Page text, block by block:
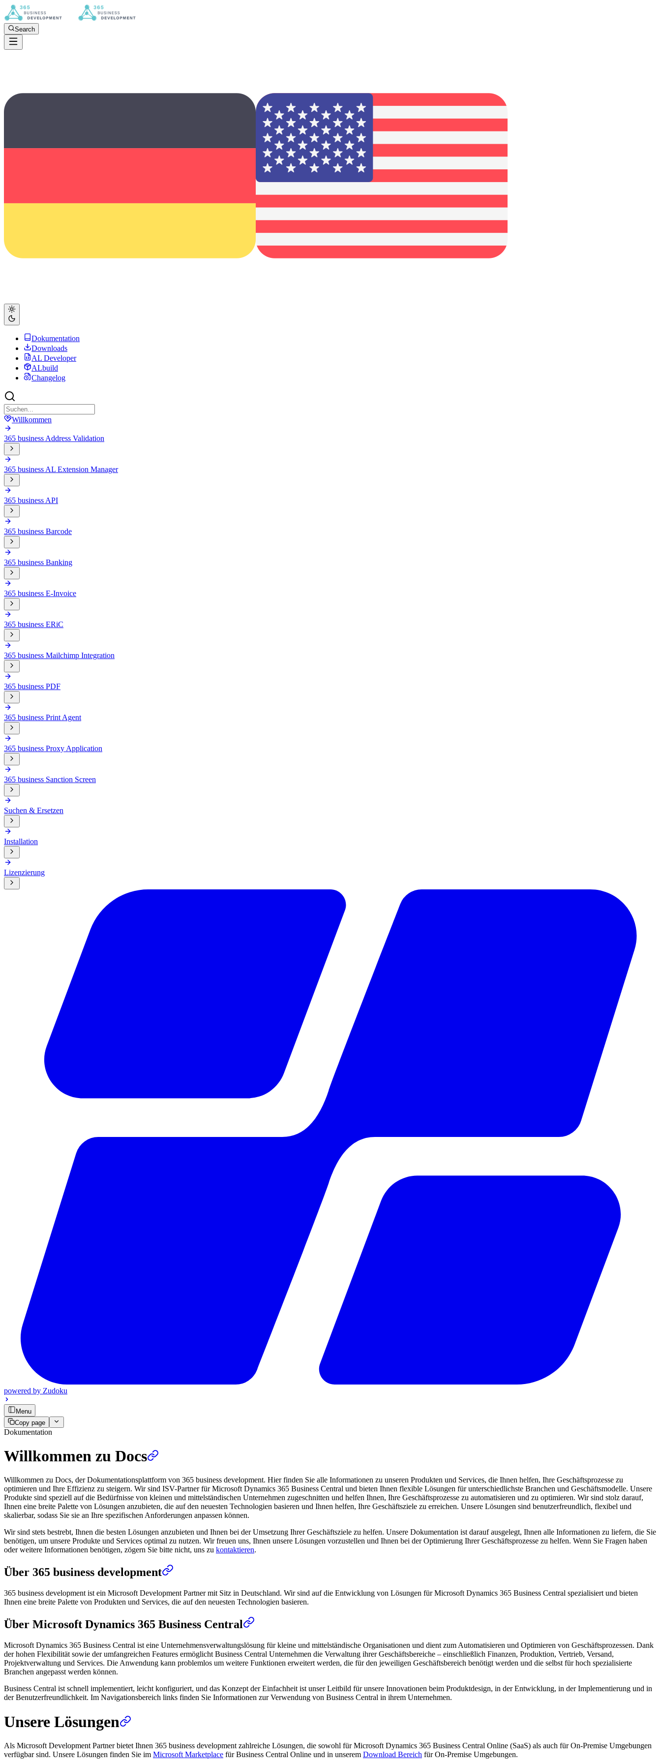
Search
Dokumentation
Downloads
AL Developer
ALbuild
Changelog
Willkommen
365 business Address Validation
365 business AL Extension Manager
365 business API
365 business Barcode
365 business Banking
365 business E-Invoice
365 business ERiC
365 business Mailchimp Integration
365 business PDF
365 business Print Agent
365 business Proxy Application
365 business Sanction Screen
Suchen & Ersetzen
Installation
Lizenzierung
powered by Zudoku
Menu
Copy page
Dokumentation
Willkommen zu Docs
Willkommen zu Docs, der Dokumentationsplattform von 365 business development. Hier finden Sie alle Informationen zu unseren Produkten und Services, die Ihnen helfen, Ihre Geschäftsprozesse zu
optimieren und Ihre Effizienz zu steigern. Wir sind ISV-Partner für Microsoft Dynamics 365 Business Central und bieten Ihnen flexible Lösungen für unterschiedlichste Branchen und Geschäftsmodelle. Unsere
Produkte sind speziell auf die Bedürfnisse von kleinen und mittelständischen Unternehmen zugeschnitten und helfen Ihnen, Ihre Geschäftsprozesse zu automatisieren und zu optimieren. Wir sind stolz darauf,
Ihnen eine breite Palette von Lösungen anzubieten, die auf den neuesten Technologien basieren und Ihnen helfen, Ihre Geschäftsziele zu erreichen. Unsere Lösungen sind benutzerfreundlich, flexibel und
skalierbar, sodass Sie sie an Ihre spezifischen Anforderungen anpassen können.
Wir sind stets bestrebt, Ihnen die besten Lösungen anzubieten und Ihnen bei der Umsetzung Ihrer Geschäftsziele zu helfen. Unsere Dokumentation ist darauf ausgelegt, Ihnen alle Informationen zu liefern, die Sie
benötigen, um unsere Produkte und Services optimal zu nutzen. Wir freuen uns, Ihnen unsere Lösungen vorzustellen und Ihnen bei der Optimierung Ihrer Geschäftsprozesse zu helfen. Wenn Sie Fragen haben
oder weitere Informationen benötigen, zögern Sie bitte nicht, uns zu kontaktieren.
Über 365 business development
365 business development ist ein Microsoft Development Partner mit Sitz in Deutschland. Wir sind auf die Entwicklung von Lösungen für Microsoft Dynamics 365 Business Central spezialisiert und bieten
Ihnen eine breite Palette von Produkten und Services, die auf den neuesten Technologien basieren.
Über Microsoft Dynamics 365 Business Central
Microsoft Dynamics 365 Business Central ist eine Unternehmensverwaltungslösung für kleine und mittelständische Organisationen und dient zum Automatisieren und Optimieren von Geschäftsprozessen. Dank
der hohen Flexibilität sowie der umfangreichen Features ermöglicht Business Central Unternehmen die Verwaltung ihrer Geschäftsbereiche – einschließlich Finanzen, Produktion, Vertrieb, Versand,
Projektverwaltung und Services. Die Anwendung kann problemlos um weitere Funktionen erweitert werden, die für den jeweiligen Geschäftsbereich benötigt werden und die selbst für hoch spezialisierte
Branchen angepasst werden können.
Business Central ist schnell implementiert, leicht konfiguriert, und das Konzept der Einfachheit ist unser Leitbild für unsere Innovationen beim Produktdesign, in der Entwicklung, in der Implementierung und in
der Benutzerfreundlichkeit. Im Navigationsbereich links finden Sie Informationen zur Verwendung von Business Central in ihrem Unternehmen.
Unsere Lösungen
Als Microsoft Development Partner bietet Ihnen 365 business development zahlreiche Lösungen, die sowohl für Microsoft Dynamics 365 Business Central Online (SaaS) als auch für On-Premise Umgebungen
verfügbar sind. Unsere Lösungen finden Sie im Microsoft Marketplace für Business Central Online und in unserem Download Bereich für On-Premise Umgebungen.